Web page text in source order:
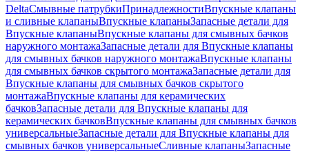
DeltaСмывные патрубкиПринадлежностиВпускные клапаны
и сливные клапаныВпускные клапаныЗапасные детали для
Впускные клапаныВпускные клапаны для смывных бачков
наружного монтажаЗапасные детали для Впускные клапаны
для смывных бачков наружного монтажаВпускные клапаны
для смывных бачков скрытого монтажаЗапасные детали для
Впускные клапаны для смывных бачков скрытого
монтажаВпускные клапаны для керамических
бачковЗапасные детали для Впускные клапаны для
керамических бачковВпускные клапаны для смывных бачков
универсальныеЗапасные детали для Впускные клапаны для
смывных бачков универсальныеСливные клапаныЗапасные